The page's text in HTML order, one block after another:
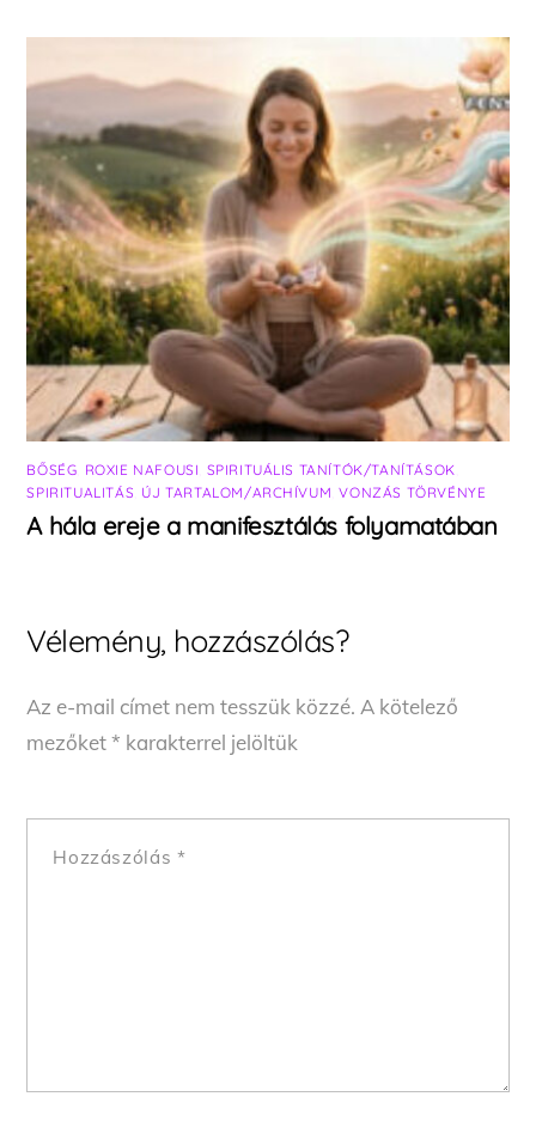
BŐSÉG ROXIE NAFOUSI SPIRITUÁLIS TANÍTÓK/TANÍTÁSOK
SPIRITUALITÁS ÚJ TARTALOM/ARCHÍVUM ,VONZÁS TÖRVÉNYE
A hála ereje a manifesztálás folyamatában
Vélemény, hozzászólás?
Az e-mail címet nem tesszük közzé. A kötelező
mezőket* karakterrel jelöltük
Hozzászólás *